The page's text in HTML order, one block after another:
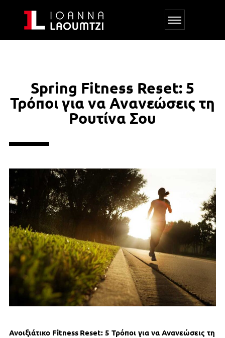
Spring Fitness Reset: 5
Τρόποι για να Ανανεώσεις τη
Ρουτίνα Σου
Ανοιξιάτικο Fitness Reset: 5 Τρόποι για να Ανανεώσεις τη